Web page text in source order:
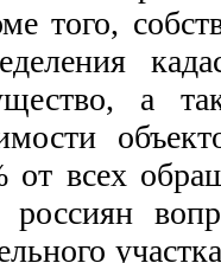
того,
а
от всех
россиян